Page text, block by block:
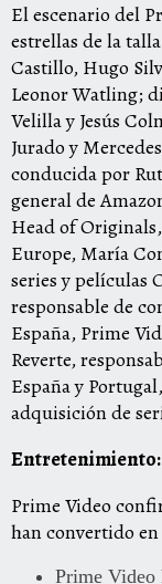
El escenario del
estrellas de la
Castillo, Hugo
Leonor Watling;
Velilla y Jesús
Jurado y
conducida por
general de
Head of
Europe, María
series y películas
responsable de
España, Prime
Reverte,
España y
adquisición de
Prime Video
han convertido
Prime Video